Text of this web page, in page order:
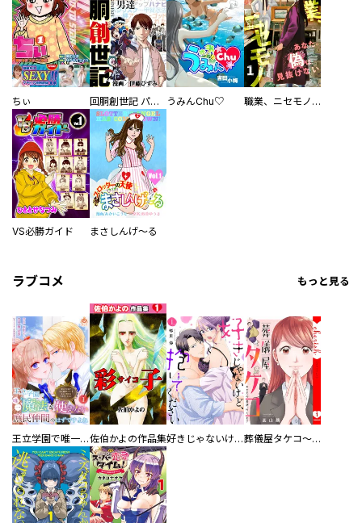
ちぃ 回胴創世記 パチスロを創った男達 うみんChu♡ 職業、ニセモノ～あなたに偽は見抜けない【電子単行本版】
VS必勝ガイド まさしんげ～る
ラブコメ もっと見る
王立学園で唯一魔法が使えない庶民仲間のはずですよね～実は王子様で私を溺愛しているなんて告白はやめてください～佐伯かよの作品集 好きじゃないけど、抱いてください【電子単行本版／特典おまけ付き】 葬儀屋タケコ～あなたの最期、叶えます【電子単行本版】